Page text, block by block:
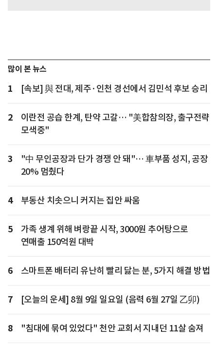
많이 본 뉴스
1 [속보] 與 전대, 제주·인천 경선에서 김민석 후보 승리
2
이란전 공습 한계, 탄약 고갈… "美합참의장, 출구전략
모색중"
3
"中 무인공장과 단가 경쟁 안 돼"… 車부품 성지, 공장
20% 멈췄다
4 부동산 치솟으니 커지는 집안 싸움
5
가족 생계 위해 벼랑끝 시작, 3000원 추어탕으로
연매출 150억원 대박
6 스마트폰 배터리 유난히 빨리 닳는 분, 5가지 해결 방법
7 [오늘의 운세] 8월 9일 일요일 (음력 6월 27일 乙卯)
8 "침대에 묶여 있었다" 천안 교회서 지내던 11살 숨져